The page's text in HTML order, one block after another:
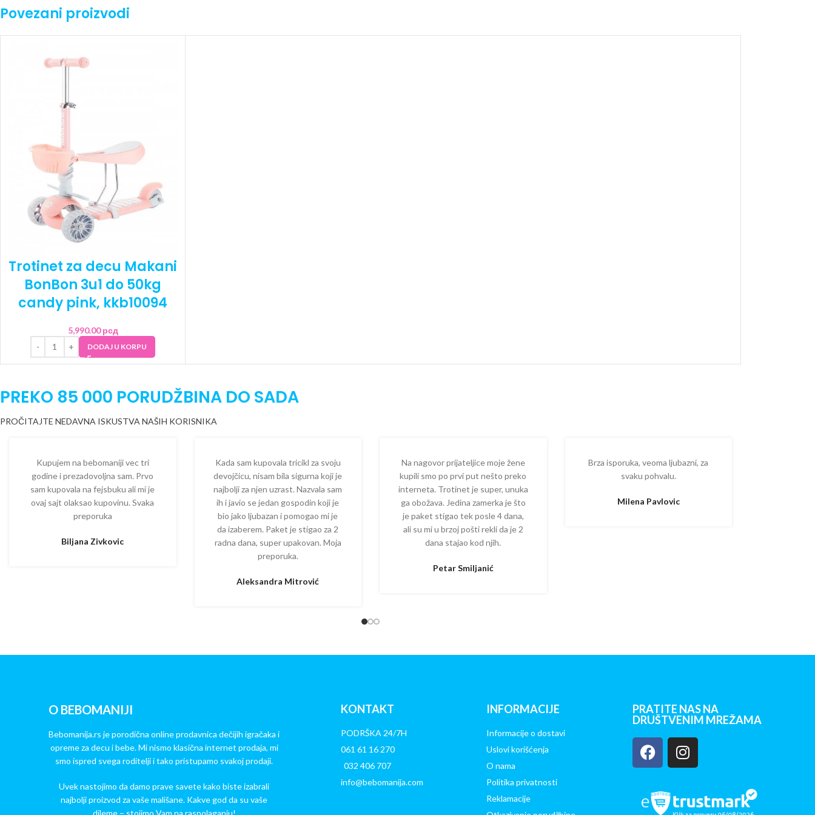
Povezani proizvodi
Trotinet za decu Makani
BonBon 3u1 do 50kg
candy pink, kkb10094
5,990.00рсд
DODAJ U KORPU
PREKO 85 000 PORUDŽBINA DO SADA
PROČITAJTE NEDAVNA ISKUSTVA NAŠIH KORISNIKA
Kupujem na bebomaniji vec tri
godine i prezadovoljna sam. Prvo
sam kupovala na fejsbuku ali mi je
ovaj sajt olaksao kupovinu. Svaka
preporuka
Biljana Zivkovic
Kada sam kupovala tricikl za svoju
devojčicu, nisam bila sigurna koji je
najbolji za njen uzrast. Nazvala sam
ih i javio se jedan gospodin koji je
bio jako ljubazan i pomogao mi je
da izaberem. Paket je stigao za 2
radna dana, super upakovan. Moja
preporuka.
Aleksandra Mitrović
Na nagovor prijateljice moje žene
kupili smo po prvi put nešto preko
interneta. Trotinet je super, unuka
ga obožava. Jedina zamerka je što
je paket stigao tek posle 4 dana,
ali su mi u brzoj pošti rekli da je 2
dana stajao kod njih.
Petar Smiljanić
Brza isporuka, veoma ljubazni, za
svaku pohvalu.
Milena Pavlovic
O BEBOMANIJI
Bebomanija.rs je porodična online prodavnica dečijih igračaka i
opreme za decu i bebe. Mi nismo klasična internet prodaja, mi
smo ispred svega roditelji i tako pristupamo svakoj prodaji.
Uvek nastojimo da damo prave savete kako biste izabrali
najbolji proizvod za vaše mališane. Kakve god da su vaše
dileme – stojimo Vam na raspolaganju!
KONTAKT
PODRŠKA 24/7H
061 61 16 270
032 406 707
info@bebomanija.com
INFORMACIJE
Informacije o dostavi
Uslovi korišćenja
O nama
Politika privatnosti
Reklamacije
PRATITE NAS NA
DRUŠTVENIM MREŽAMA